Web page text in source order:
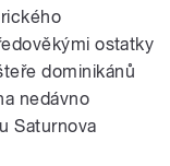
ostatky
dominikánů
nedávno
Saturnova